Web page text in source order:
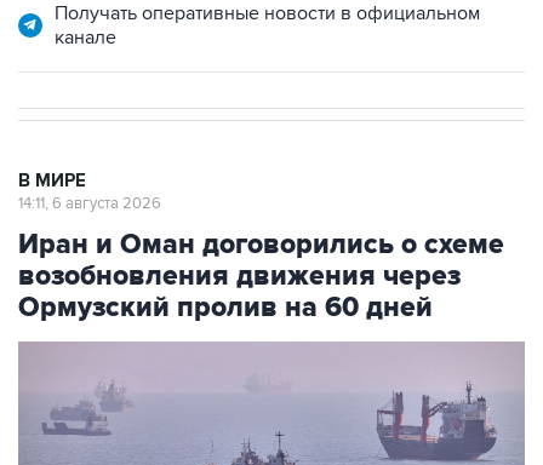
Получать оперативные новости в официальном
канале
В МИРЕ
14:11, 6 августа 2026
Иран и Оман договорились о схеме
возобновления движения через
Ормузский пролив на 60 дней